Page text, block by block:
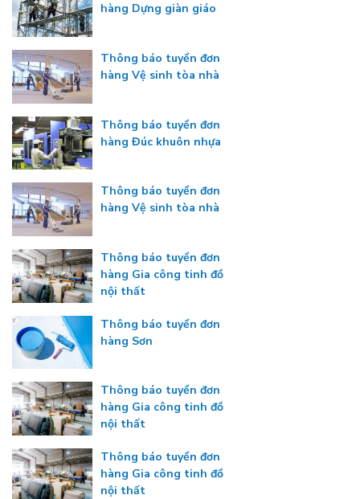
hàng Dựng giàn giáo
Thông báo tuyển đơn
hàng Vệ sinh tòa nhà
Thông báo tuyển đơn
hàng Đúc khuôn nhựa
Thông báo tuyển đơn
hàng Vệ sinh tòa nhà
Thông báo tuyển đơn
hàng Gia công tinh đồ
nội thất
Thông báo tuyển đơn
hàng Sơn
Thông báo tuyển đơn
hàng Gia công tinh đồ
nội thất
Thông báo tuyển đơn
hàng Gia công tinh đồ
nội thất